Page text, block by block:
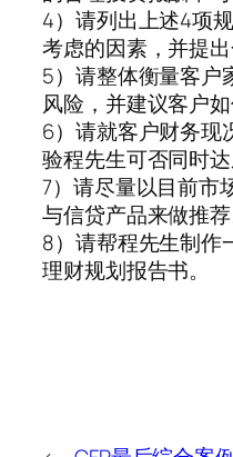
4）请列出上述4项
考虑的因素，并提出
5）请整体衡量客户
风险，并建议客户
6）请就客户财务现
验程先生可否同时达
7）请尽量以目前市
与信贷产品来做推荐
8）请帮程先生制作
理财规划报告书。